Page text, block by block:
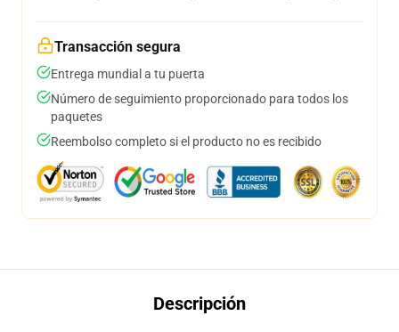
Transacción segura
Entrega mundial a tu puerta
Número de seguimiento proporcionado para todos los
paquetes
Reembolso completo si el producto no es recibido
Descripción